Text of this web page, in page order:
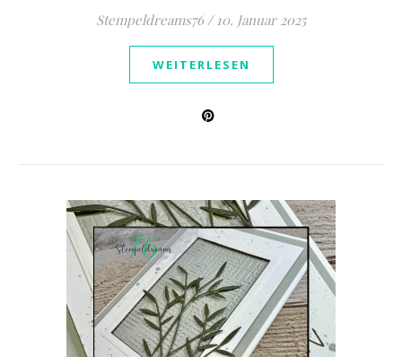
Stempeldreams76 / 10. Januar 2025
WEITERLESEN